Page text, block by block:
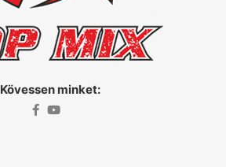
Kövessen minket: